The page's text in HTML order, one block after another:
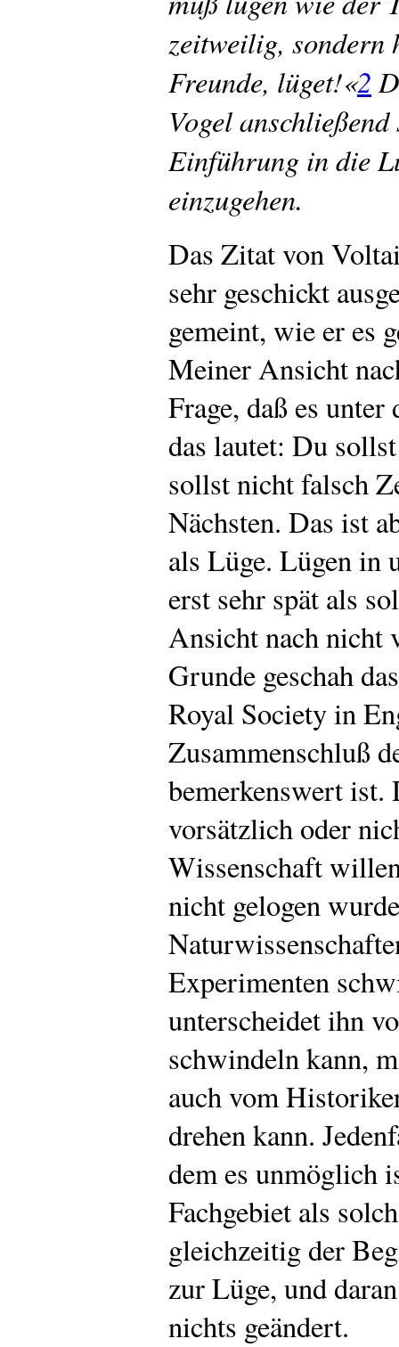
zeitweilig, sondern
Freunde, lüget!«2
Vogel
Einführung in die
einzugehen.
Das Zitat von
sehr geschickt
gemeint, wie er es
Meiner Ansicht
Frage, daß es
das lautet: Du
sollst nicht falsch
Nächsten. Das ist
als Lüge. Lügen in
erst sehr spät als
Ansicht nach nicht
Grunde geschah
Royal Society in
Zusammenschluß
bemerkenswert ist.
vorsätzlich oder
Wissenschaft
nicht gelogen
Experimenten
unterscheidet ihn
schwindeln kann,
auch vom
drehen kann.
dem es unmöglich
Fachgebiet als
gleichzeitig der
zur Lüge, und
nichts geändert.